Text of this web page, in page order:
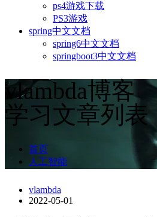
ps4游戏下载
PS3游戏
spring中文文档
spring6中文文档
springboot3中文文档
vlambda博客
学习文章列表
首页
人工智能
vlambda
2022-05-01